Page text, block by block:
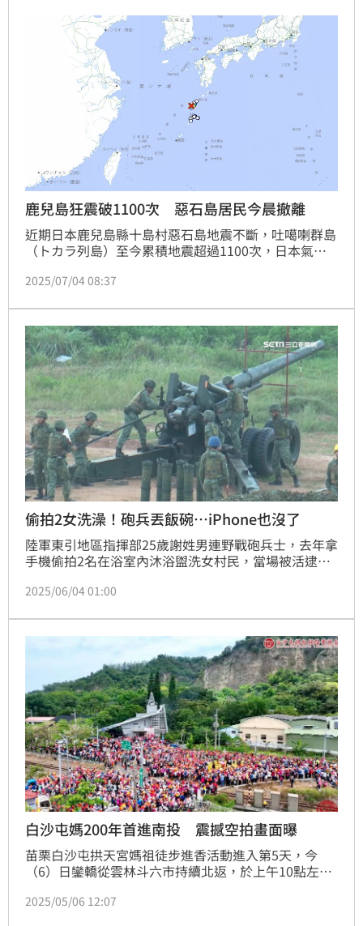
擇離島，第一批離島避難的13位居民，已於昨（4）日
凌晨出發，搭10小時渡輪於昨晚間抵達鹿兒島市港；第
二批人員預計明（6）日從惡石島撤離。
鹿兒島狂震破1100次 惡石島居民今晨撤離
近期日本鹿兒島縣十島村惡石島地震不斷，吐噶喇群島
（トカラ列島）至今累積地震超過1100次，日本氣象
311大地震前，也曾出現類似的連續震動，也讓日本民
震的前兆。十島村已經啟動撤離，開放村民自由選擇離
島，第一批離島避難的13位居民，渡輪已於今（4）日
凌晨出發，預計傍晚會抵達鹿兒島市港。
2025/07/04 08:37
偷拍2女洗澡！砲兵丟飯碗…iPhone也沒了
陸軍東引地區指揮部25歲謝姓男連野戰砲兵士，去年拿
手機偷拍2名在浴室內沐浴盥洗女村民，當場被活逮，
故攝錄他人性影像罪，處4個月有期徒刑，得易科罰
2025/06/04 01:00
白沙屯媽200年首進南投 震撼空拍畫面曝
苗栗白沙屯拱天宮媽祖徒步進香活動進入第5天，今
（6）日鑾轎從雲林斗六市持續北返，於上午10點左
口，引發矚目。因為白沙屯媽進香200年來，從未去過
2025/05/06 12:07